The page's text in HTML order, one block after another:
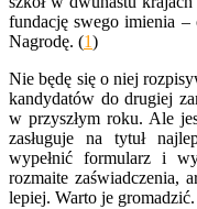
fundację swego imienia
Nagrodę. (1)
Nie będę się o niej
kandydatów do drugiej
w przyszłym roku. Ale
zasługuje na tytuł
wypełnić formularz i
rozmaite zaświadczenia,
lepiej. Warto je gromadzić.